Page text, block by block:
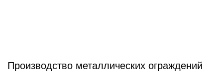
Производство металлических ограждений